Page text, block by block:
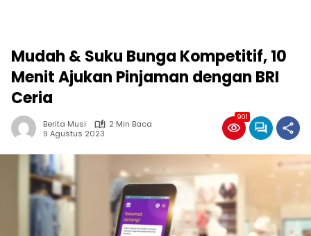
Mudah & Suku Bunga Kompetitif, 10
Menit Ajukan Pinjaman dengan BRI
Ceria
Berita Musi
2 Min Baca
9 Agustus 2023
901